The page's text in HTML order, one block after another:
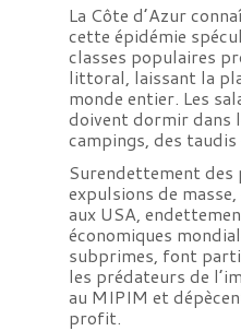
La Côte d’Azur
cette épidémie
classes populaires
littoral, laissant la
monde entier. Les
doivent dormir dans
campings, des
Surendettement
expulsions de
aux USA,
économiques
subprimes, font
les prédateurs de
au MIPIM et
profit.